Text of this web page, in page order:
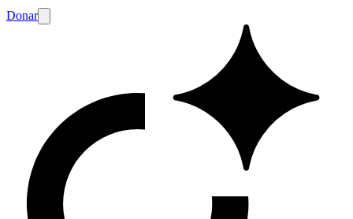
Donar